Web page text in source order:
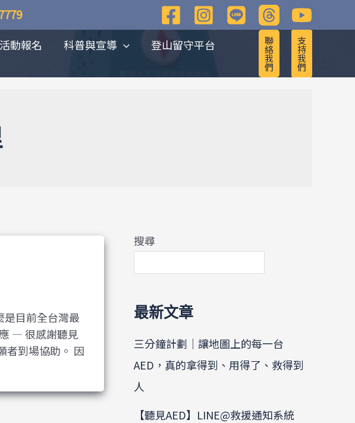
動報名 科普與宣導
登山留守平台
聯
絡
我
們
支
持
我
們
是目前全台灣最
— 很感謝聽見
者到場協助。 因
搜尋
最新文章
三分鐘計劃｜讓地圖上的每一台
AED，真的拿得到、用得了、救得到
人
【聽見AED】LINE@救援通知系統
整